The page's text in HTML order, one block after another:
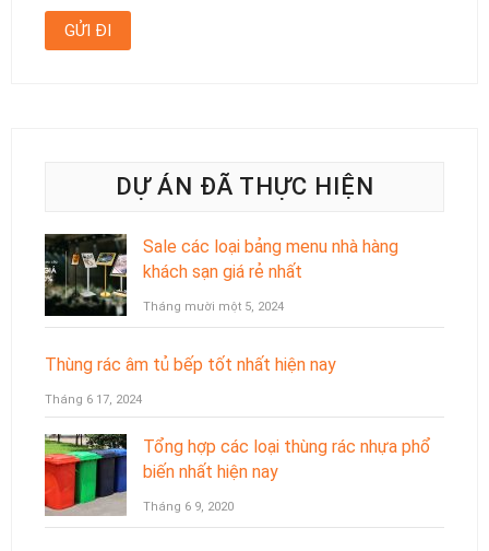
DỰ ÁN ĐÃ THỰC HIỆN
Sale các loại bảng menu nhà hàng
khách sạn giá rẻ nhất
Tháng mười một 5, 2024
Thùng rác âm tủ bếp tốt nhất hiện nay
Tháng 6 17, 2024
Tổng hợp các loại thùng rác nhựa phổ
biến nhất hiện nay
Tháng 6 9, 2020